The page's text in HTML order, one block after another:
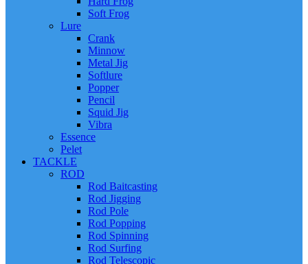
Soft Frog
Lure
Crank
Minnow
Metal Jig
Softlure
Popper
Pencil
Squid Jig
Vibra
Essence
Pelet
TACKLE
ROD
Rod Baitcasting
Rod Jigging
Rod Pole
Rod Popping
Rod Spinning
Rod Surfing
Rod Telescopic